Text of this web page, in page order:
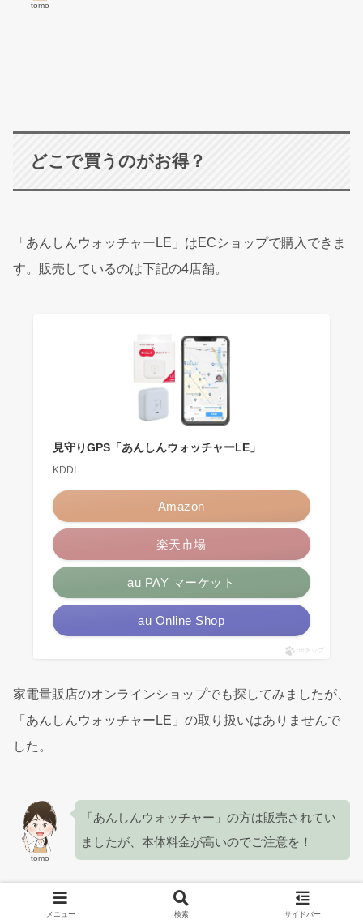
tomo
どこで買うのがお得？
「あんしんウォッチャーLE」はECショップで購入できま
す。販売しているのは下記の4店舗。
見守りGPS「あんしんウォッチャーLE」
KDDI
Amazon
楽天市場
au PAY マーケット
au Online Shop
ポチップ
家電量販店のオンラインショップでも探してみましたが、
「あんしんウォッチャーLE」の取り扱いはありませんで
した。
tomo
「あんしんウォッチャー」の方は販売されてい
ましたが、本体料金が高いのでご注意を！
メニュー 検索 サイドバー